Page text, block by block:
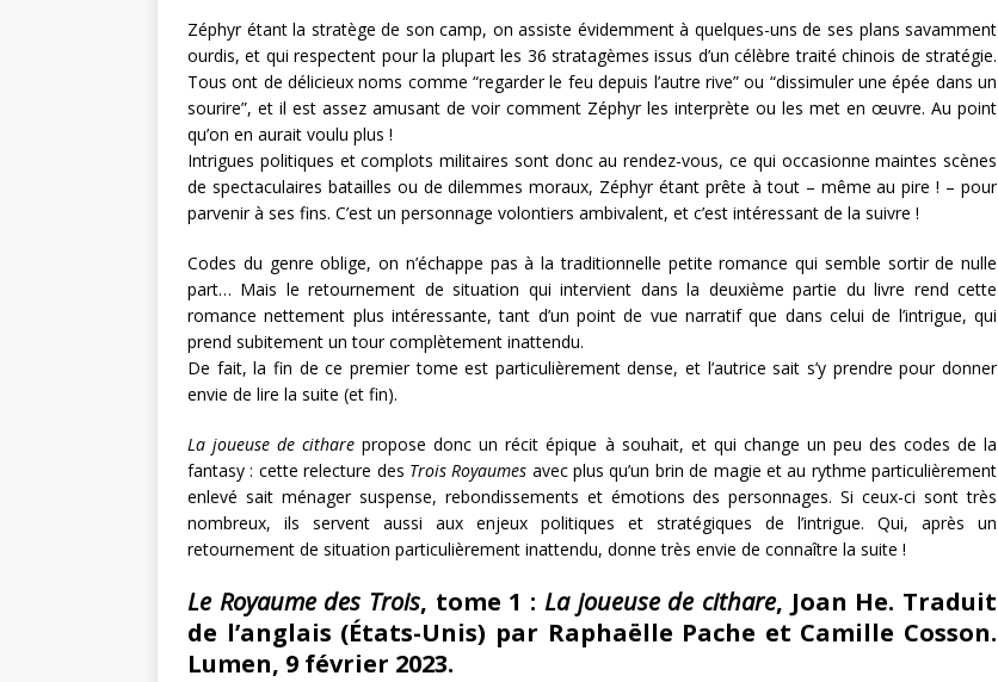
Zéphyr étant la stratège de son camp, on assiste évidemment à quelques-uns de ses plans savamment
ourdis, et qui respectent pour la plupart les 36 stratagèmes issus d’un célèbre traité chinois de stratégie.
Tous ont de délicieux noms comme “regarder le feu depuis l’autre rive” ou “dissimuler une épée dans un
sourire”, et il est assez amusant de voir comment Zéphyr les interprète ou les met en œuvre. Au point
qu’on en aurait voulu plus !
Intrigues politiques et complots militaires sont donc au rendez-vous, ce qui occasionne maintes scènes
de spectaculaires batailles ou de dilemmes moraux, Zéphyr étant prête à tout – même au pire ! – pour
parvenir à ses fins. C’est un personnage volontiers ambivalent, et c’est intéressant de la suivre !
Codes du genre oblige, on n’échappe pas à la traditionnelle petite romance qui semble sortir de nulle
part… Mais le retournement de situation qui intervient dans la deuxième partie du livre rend cette
romance nettement plus intéressante, tant d’un point de vue narratif que dans celui de l’intrigue, qui
prend subitement un tour complètement inattendu.
De fait, la fin de ce premier tome est particulièrement dense, et l’autrice sait s’y prendre pour donner
envie de lire la suite (et fin).
La joueuse de cithare propose donc un récit épique à souhait, et qui change un peu des codes de la
fantasy : cette relecture des Trois Royaumes avec plus qu’un brin de magie et au rythme particulièrement
enlevé sait ménager suspense, rebondissements et émotions des personnages. Si ceux-ci sont très
nombreux, ils servent aussi aux enjeux politiques et stratégiques de l’intrigue. Qui, après un
retournement de situation particulièrement inattendu, donne très envie de connaître la suite !
Le Royaume des Trois, tome 1 : La joueuse de cithare, Joan He. Traduit
de l’anglais (États-Unis) par Raphaëlle Pache et Camille Cosson.
Lumen, 9 février 2023.